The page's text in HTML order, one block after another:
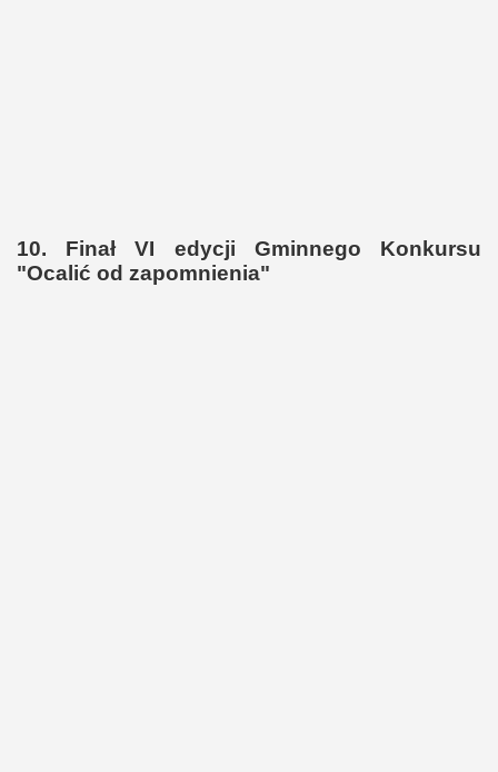
10. Finał VI edycji Gminnego Konkursu
"Ocalić od zapomnienia"